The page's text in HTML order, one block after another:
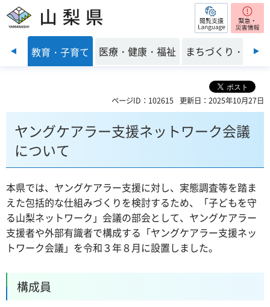
山梨県 閲覧支援
前のスライドを表示
し 教育・子育て 医療・健康・福祉 まちづくり・環境
ページID：102615 更新日：2025年10月27日
ヤングケアラー支援ネットワーク会議
について
本県では、ヤングケアラー支援に対し、実態調査等を踏ま
えた包括的な仕組みづくりを検討するため、「子どもを守
る山梨ネットワーク」会議の部会として、ヤングケアラー
支援者や外部有識者で構成する「ヤングケアラー支援ネッ
トワーク会議」を令和３年８月に設置しました。
構成員